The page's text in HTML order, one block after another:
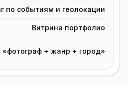
по событиям и геолокации
Витрина портфолио
+ жанр + город»